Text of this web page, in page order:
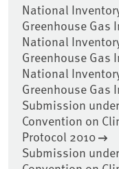
National
Greenhouse Gas
National
Greenhouse Gas
National
Greenhouse Gas
Submission
Convention on
Protocol 2010
Submission